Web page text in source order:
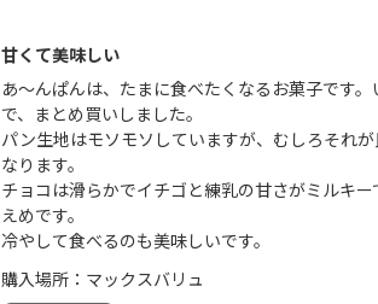
甘くて美味しい
あ〜んぱんは、たまに食べたくなるお菓子です
で、まとめ買いしました。
パン生地はモソモソしていますが、むしろそれ
なります。
チョコは滑らかでイチゴと練乳の甘さがミルキ
えめです。
冷やして食べるのも美味しいです。
購入場所：マックスバリュ